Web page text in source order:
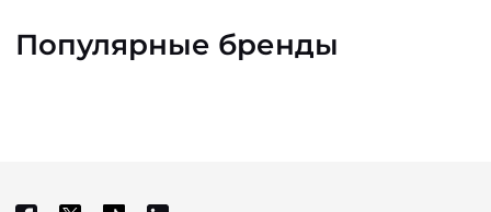
Популярные бренды